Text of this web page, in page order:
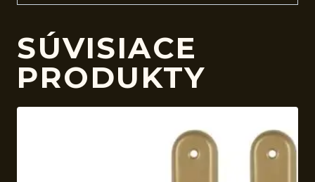
SÚVISIACE
PRODUKTY